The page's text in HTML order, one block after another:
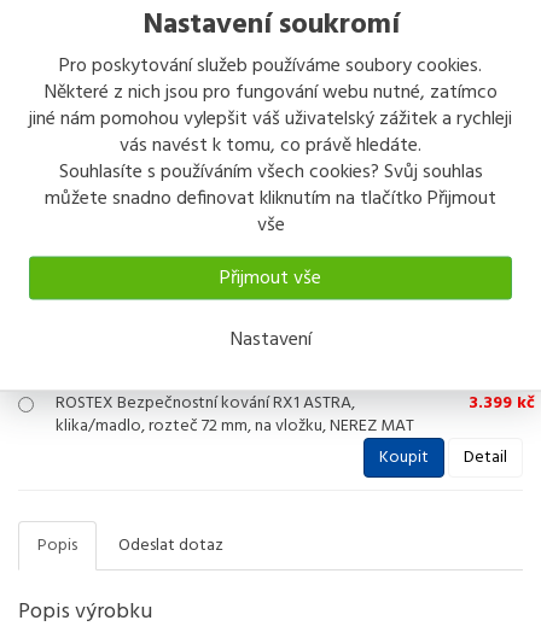
Nastavení soukromí
Pro poskytování služeb používáme soubory cookies.
Některé z nich jsou pro fungování webu nutné, zatímco
jiné nám pomohou vylepšit váš uživatelský zážitek a rychleji
vás navést k tomu, co právě hledáte.
Souhlasíte s používáním všech cookies? Svůj souhlas
můžete snadno definovat kliknutím na tlačítko Přijmout
vše
Přijmout vše
Nastavení
ROSTEX Bezpečnostní kování RX1 ASTRA,
Koupit
Detail
ROSTEX Bezpečnostní kování RX1 ASTRA,
klika/madlo, rozteč 92 mm, na vložku, CHROM -
NEREZ
3.139 kč
Koupit Detail
ROSTEX Bezpečnostní kování RX1 ASTRA,
klika/madlo, rozteč 72 mm, na vložku, CHROM -
3.139 kč
ROSTEX Bezpečnostní kování RX1 ASTRA,
klika/madlo, rozteč 72 mm, na vložku, NEREZ MAT
3.399 kč
Koupit
Detail
Popis Odeslat dotaz
Popis výrobku